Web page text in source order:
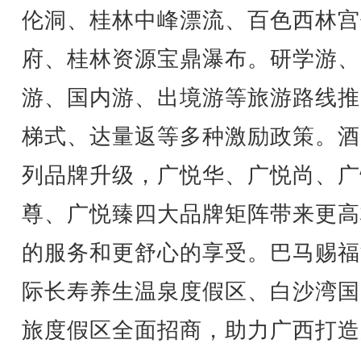
伦洞、桂林中峰漂流、百色西林
府、桂林资源宝鼎瀑布。研学游
游、国内游、出境游等旅游路线
梯式、达量返等多种激励政策。
列品牌升级，广悦华、广悦尚、
尊、广悦臻四大品牌矩阵带来更
的服务和更舒心的享受。巴马赐
际长寿养生温泉度假区、白沙湾
旅度假区全面招商，助力广西打